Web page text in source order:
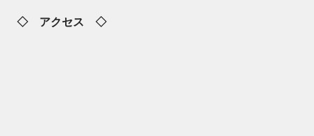
◇ アクセス ◇